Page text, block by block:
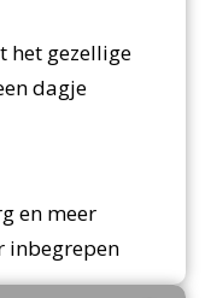
het gezellige
dagje
en meer
inbegrepen